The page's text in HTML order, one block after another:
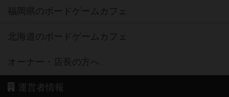
福岡県のボードゲームカフェ
北海道のボードゲームカフェ
オーナー・店長の方へ
運営者情報